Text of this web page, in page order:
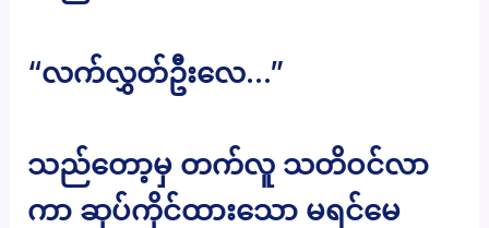
“လက်လွှတ်ဦးလေ…”
သည်တော့မှ တက်လူ သတိဝင်လာ
ကာ ဆုပ်ကိုင်ထားသော မရင်မေ